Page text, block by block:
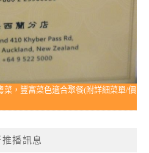
菜，豐富菜色適合聚餐(附詳細菜單/價
推播訊息